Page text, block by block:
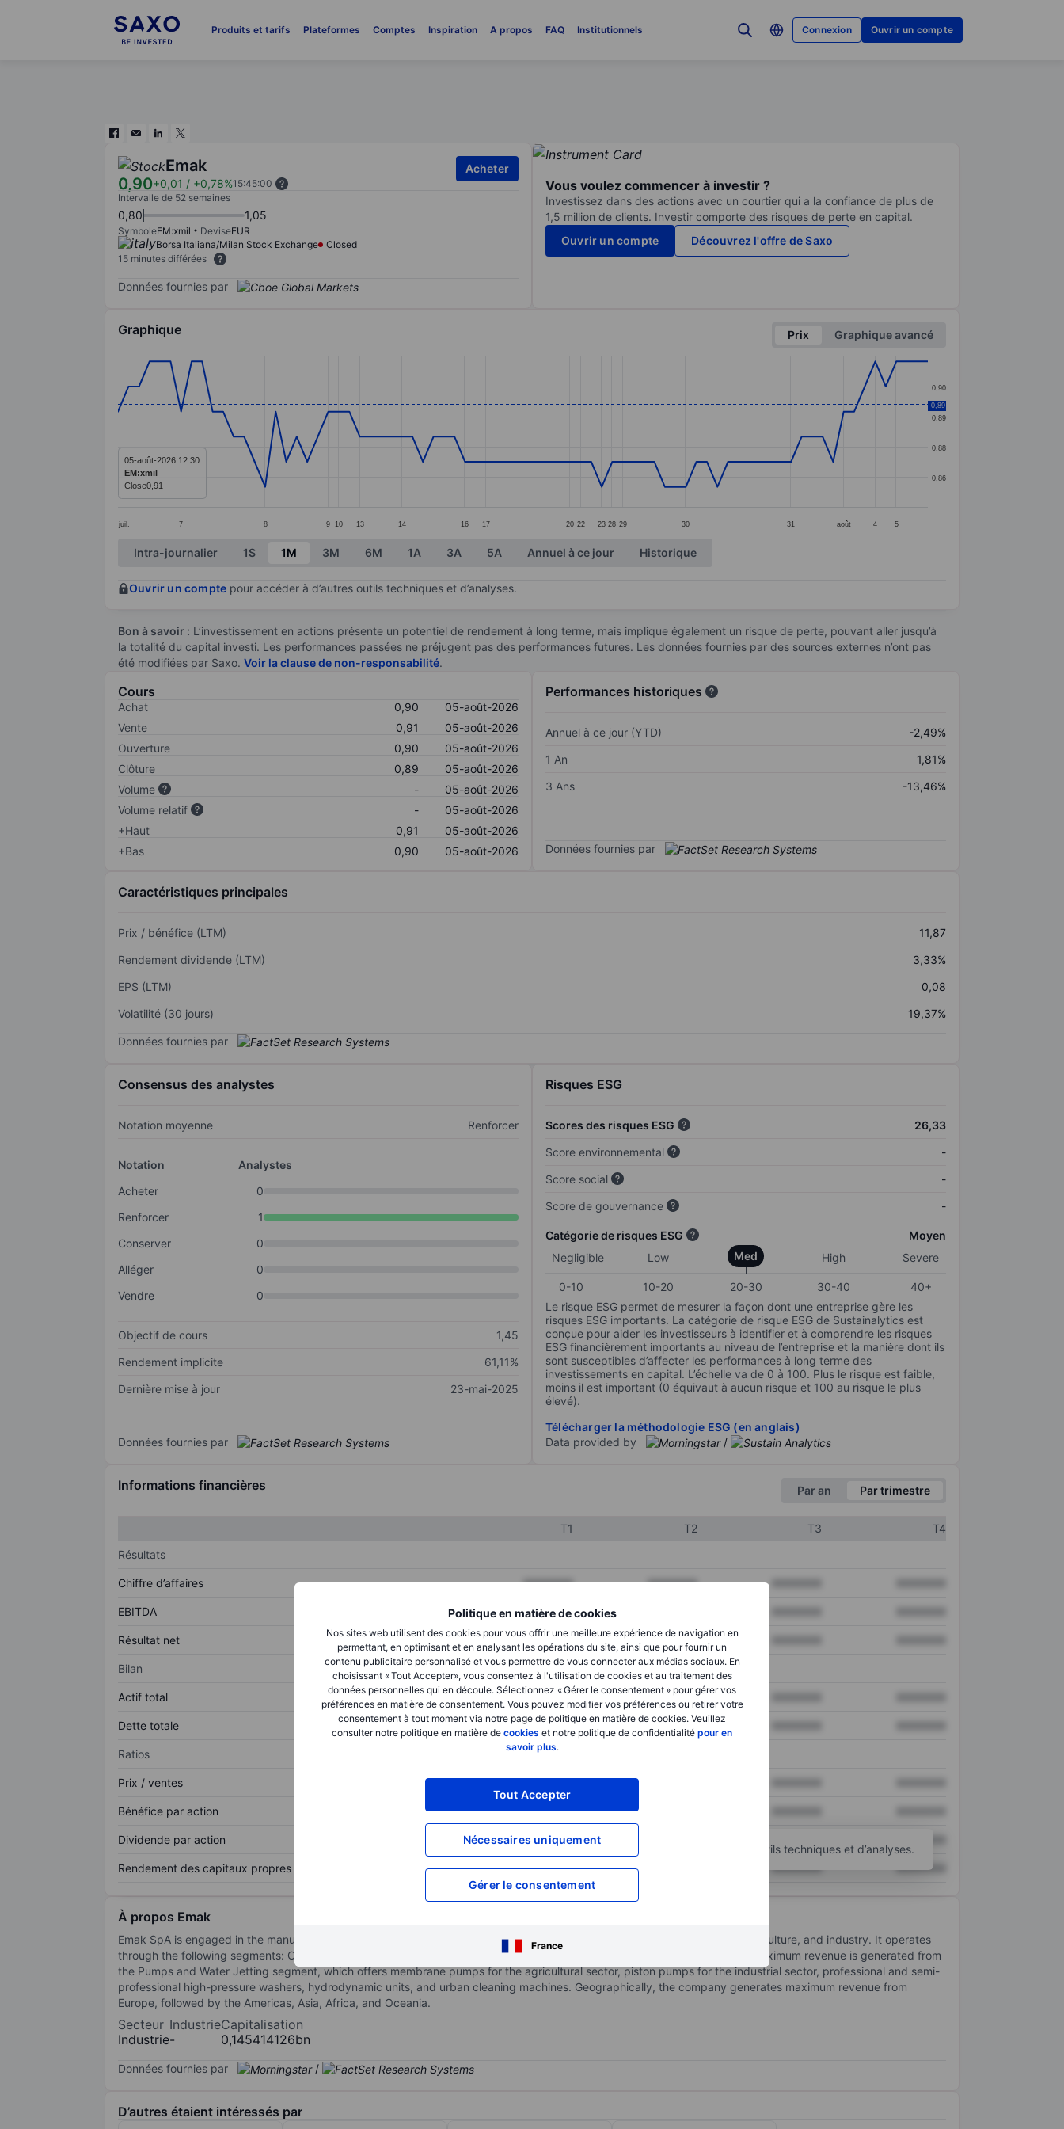
Produits et tarifs Plateformes Comptes Inspiration A propos FAQ Institutionnels Connexion Ouvrir un compte
Politique en matière de cookies
Nos sites web utilisent des cookies pour vous offrir une meilleure expérience de navigation en
permettant, en optimisant et en analysant les opérations du site, ainsi que pour fournir un
contenu publicitaire personnalisé et vous permettre de vous connecter aux médias sociaux. En
choisissant « Tout Accepter», vous consentez à l'utilisation de cookies et au traitement des
données personnelles qui en découle. Sélectionnez « Gérer le consentement » pour gérer vos
préférences en matière de consentement. Vous pouvez modifier vos préférences ou retirer votre
consentement à tout moment via notre page de politique en matière de cookies. Veuillez
consulter notre politique en matière de cookies et notre politique de confidentialité pour en
savoir plus.
Tout Accepter
Nécessaires uniquement
Gérer le consentement
France
Emak
0,90+0,01 / +0,78%15:45:00
Acheter
Intervalle de 52 semaines
0,80 1,05
SymboleEM:xmil DeviseEUR
Borsa Italiana/Milan Stock Exchange
Closed
15 minutes différées
Données fournies par
Vous voulez commencer à investir ?
Investissez dans des actions avec un courtier qui a la confiance de plus de
1,5 million de clients. Investir comporte des risques de perte en capital.
Ouvrir un compte
Découvrez l'offre de Saxo
Graphique Prix
Graphique avancé
Line chart with 78 data points.
The chart has 1 X axis displaying categories.
The chart has 1 Y axis displaying values. Data ranges from 0.86 to 0.91.
juil. 7 8 9 10 13 14 16 17 20 22 23 28 29 30 31 août 4 5
0,86
0,88
0,89
0,90
0,89
05-août-2026 12:30
EM:xmil
Close0,91
End of interactive chart.
Intra-journalier 1S 1M 3M 6M 1A 3A 5A Annuel à ce jour Historique
Ouvrir un compte pour accéder à d’autres outils techniques et d’analyses.
Bon à savoir : L’investissement en actions présente un potentiel de rendement à long terme, mais implique également un risque de perte, pouvant aller jusqu’à
la totalité du capital investi. Les performances passées ne préjugent pas des performances futures. Les données fournies par des sources externes n’ont pas
été modifiées par Saxo. Voir la clause de non-responsabilité.
Cours
Achat 0,90
05-août-2026
Vente
0,91
05-août-2026
Ouverture
0,90
05-août-2026
Clôture
0,89
05-août-2026
Volume
-
05-août-2026
Volume relatif
-
05-août-2026
+Haut
0,91
05-août-2026
+Bas
0,90 05-août-2026
Performances historiques
Annuel à ce jour (YTD)
-2,49%
1 An
1,81%
3 Ans
-13,46%
Données fournies par
Caractéristiques principales
Prix / bénéfice (LTM)
11,87
Rendement dividende (LTM)
3,33%
EPS (LTM)
0,08
Volatilité (30 jours)
19,37%
Données fournies par
Consensus des analystes
Notation moyenne Renforcer
Notation
Analystes
Acheter
0
Renforcer
1
Conserver
0
Alléger
0
Vendre
0
Objectif de cours
1,45
Rendement implicite
61,11%
Dernière mise à jour
23-mai-2025
Données fournies par
Risques ESG
Scores des risques ESG
26,33
Score environnemental
-
Score social
-
Score de gouvernance
-
Catégorie de risques ESG
Moyen
Negligible
Low Med High Severe
0-10 10-20 20-30 30-40
40+
Le risque ESG permet de mesurer la façon dont une entreprise gère les
risques ESG importants. La catégorie de risque ESG de Sustainalytics est
conçue pour aider les investisseurs à identifier et à comprendre les risques
ESG financièrement importants au niveau de l’entreprise et la manière dont ils
sont susceptibles d’affecter les performances à long terme des
investissements en capital. L’échelle va de 0 à 100. Plus le risque est faible,
moins il est important (0 équivaut à aucun risque et 100 au risque le plus
élevé).
Télécharger la méthodologie ESG (en anglais)
Data provided by
/
Informations financières Par an Par trimestre
T1 T2 T3
T4
Résultats
Chiffre d’affaires XXXXXXX XXXXXXX
EBITDA XXXXXXX
Résultat net XXXXXXX XXXXXXX
Bilan
Actif total XXXXXXX XXXXXXX
Dette totale XXXXXXX XXXXXXX
Ratios
Prix / ventes XXXXXXX
Bénéfice par action XXXXXXX
Dividende par action XXXXXXX
Rendement des capitaux propres XXXXXXX XXXXXXX XXXXXXX
Ouvrir un compte pour accéder à d’autres outils techniques et d’analyses.
À propos Emak
Emak SpA is engaged in the manufacturing and distribution of machines, parts, and accessories for gardening, forestry, agriculture, and industry. It operates
through the following segments: Outdoor Power Equipment, Pumps and Water Jetting, and Components and Accessories. Maximum revenue is generated from
the Pumps and Water Jetting segment, which offers membrane pumps for the agricultural sector, piston pumps for the industrial sector, professional and semi-
professional high-pressure washers, hydrodynamic units, and urban cleaning machines. Geographically, the company generates maximum revenue from
Europe, followed by the Americas, Asia, Africa, and Oceania.
Secteur
Industrie
Industrie
-
Capitalisation
0,145414126bn
Données fournies par /
D’autres étaient intéressés par